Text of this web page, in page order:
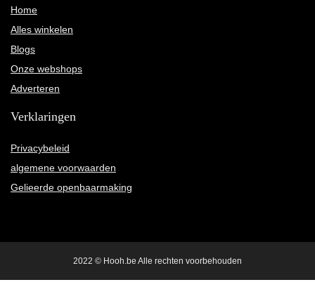
Home
Alles winkelen
Blogs
Onze webshops
Adverteren
Verklaringen
Privacybeleid
algemene voorwaarden
Gelieerde openbaarmaking
2022 © Hooh.be Alle rechten voorbehouden